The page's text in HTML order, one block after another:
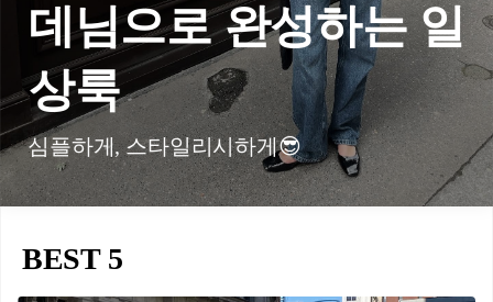
데님으로 완성하는 일
상룩
심플하게, 스타일리시하게😎
BEST 5